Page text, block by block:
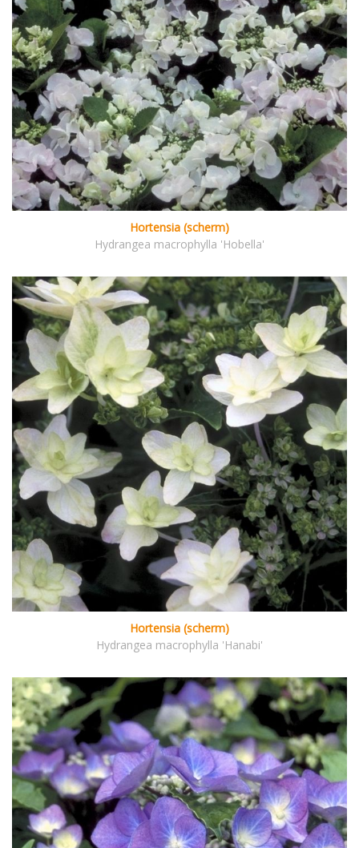
Hortensia (scherm)
Hydrangea macrophylla 'Hobella'
Hortensia (scherm)
Hydrangea macrophylla 'Hanabi'